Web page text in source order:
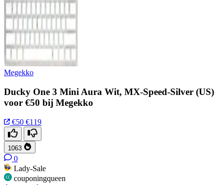
Megekko
Ducky One 3 Mini Aura Wit, MX-Speed-Silver (US)
voor €50 bij Megekko
€50 €119
1063
0
Lady-Sale
couponingqueen